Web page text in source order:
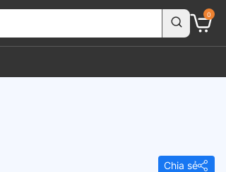
0
Chia sẻ